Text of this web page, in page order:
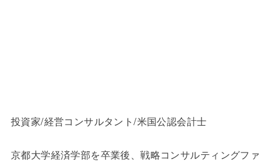
投資家/経営コンサルタント/米国公認会計士
京都大学経済学部を卒業後、戦略コンサルティングファ